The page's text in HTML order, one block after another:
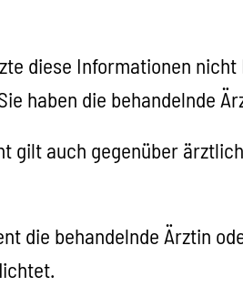
diese Informationen
haben die behandelnde
auch gegenüber
die behandelnde Ärztin